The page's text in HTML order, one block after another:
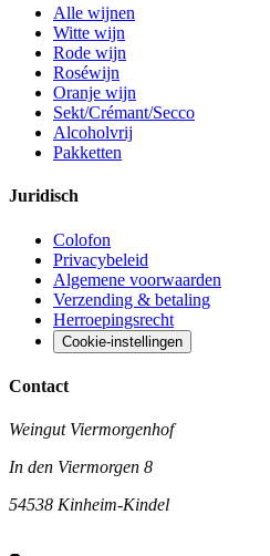
Alle wijnen
Witte wijn
Rode wijn
Roséwijn
Oranje wijn
Sekt/Crémant/Secco
Alcoholvrij
Pakketten
Juridisch
Colofon
Privacybeleid
Algemene voorwaarden
Verzending & betaling
Herroepingsrecht
Cookie-instellingen
Contact
Weingut Viermorgenhof
In den Viermorgen 8
54538 Kinheim-Kindel